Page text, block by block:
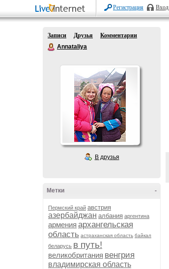
Регистрация Вход
Записи Друзья
Комментарии
Annataliya
В друзья
-
Метки
Пермский край австрия
азербайджан албания аргентина
армения архангельская
область астраханская область байкал
беларусь в путь!
великобритания венгрия
владимирская область